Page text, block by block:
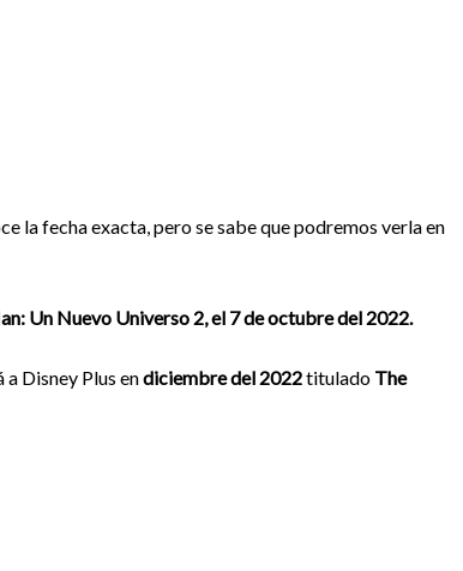
la fecha exacta, pero se sabe que podremos verla en
Un Nuevo Universo 2, el 7 de octubre del 2022.
Disney Plus endiciembre del 2022titulado The